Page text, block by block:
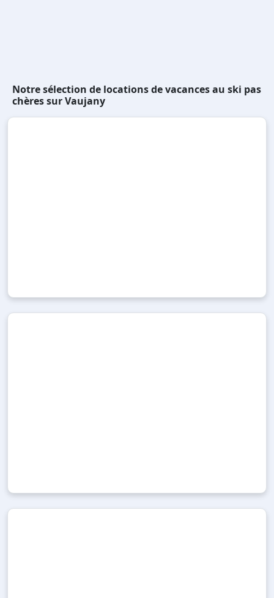
Notre sélection de locations de vacances au ski pas
chères sur Vaujany